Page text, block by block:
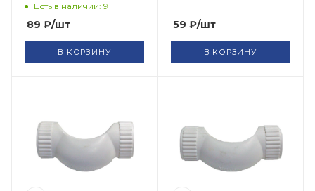
Есть в наличии: 9
89 ₽/шт
В КОРЗИНУ
59 ₽/шт
В КОРЗИНУ